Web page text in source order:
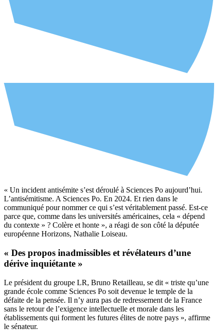
« Un incident antisémite s’est déroulé à Sciences Po aujourd’hui.
L’antisémitisme. A Sciences Po. En 2024. Et rien dans le
communiqué pour nommer ce qui s’est véritablement passé. Est-ce
parce que, comme dans les universités américaines, cela « dépend
du contexte » ? Colère et honte », a réagi de son côté la députée
européenne Horizons, Nathalie Loiseau.
« Des propos inadmissibles et révélateurs d’une
dérive inquiétante »
Le président du groupe LR, Bruno Retailleau, se dit « triste qu’une
grande école comme Sciences Po soit devenue le temple de la
défaite de la pensée. Il n’y aura pas de redressement de la France
sans le retour de l’exigence intellectuelle et morale dans les
établissements qui forment les futures élites de notre pays », affirme
le sénateur.